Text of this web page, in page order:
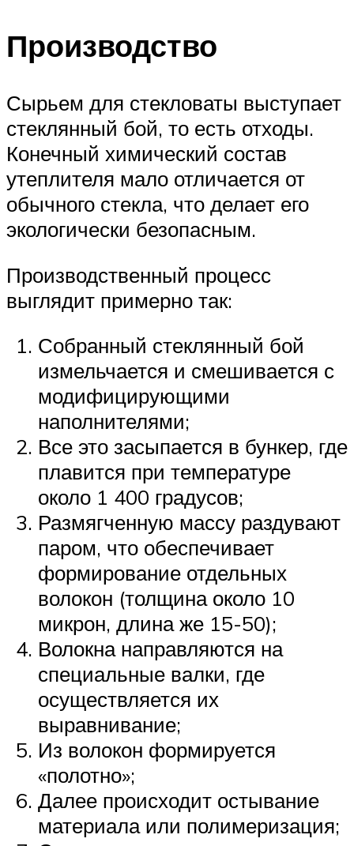
Производство
Сырьем для стекловаты выступает
стеклянный бой, то есть отходы.
Конечный химический состав
утеплителя мало отличается от
обычного стекла, что делает его
экологически безопасным.
Производственный процесс
выглядит примерно так:
Собранный стеклянный бой
измельчается и смешивается с
модифицирующими
наполнителями;
Все это засыпается в бункер, где
плавится при температуре
около 1 400 градусов;
Размягченную массу раздувают
паром, что обеспечивает
формирование отдельных
волокон (толщина около 10
микрон, длина же 15-50);
Волокна направляются на
специальные валки, где
осуществляется их
выравнивание;
Из волокон формируется
«полотно»;
Далее происходит остывание
материала или полимеризация;